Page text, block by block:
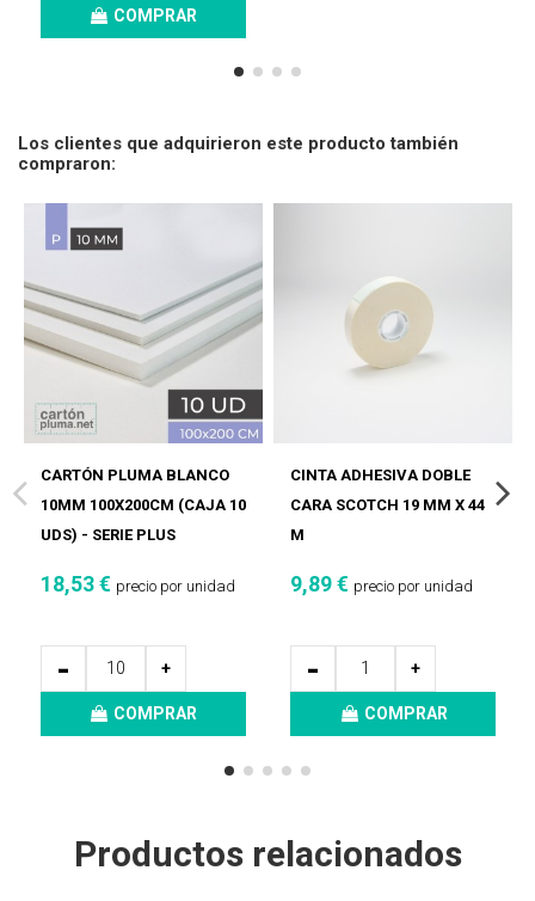
COMPRAR
Los clientes que adquirieron este producto también
compraron:
CARTÓN PLUMA BLANCO
10MM 100X200CM (CAJA 10
UDS) - SERIE PLUS
18,53 € precio por unidad
+
-
COMPRAR
CINTA ADHESIVA DOBLE
CARA SCOTCH 19 MM X 44
M
9,89 € precio por unidad
+
-
COMPRAR
Productos relacionados